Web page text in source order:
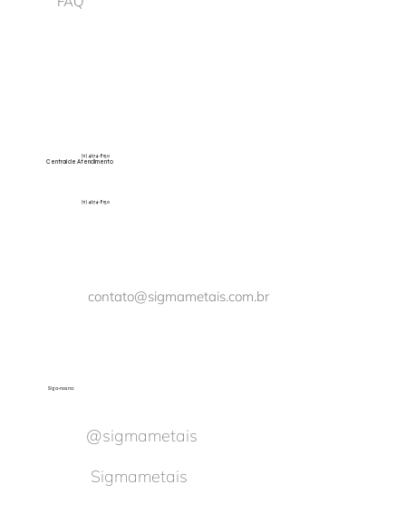
Central de Atendimento
(11) 4674-8150
(11) 4674-8150
contato@sigmametais.com.br
Siga-nos no:
@sigmametais
Sigmametais